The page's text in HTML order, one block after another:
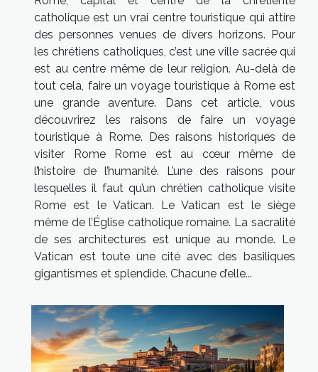
catholique est un vrai centre touristique qui attire
des personnes venues de divers horizons. Pour
les chrétiens catholiques, c’est une ville sacrée qui
est au centre même de leur religion. Au-delà de
tout cela, faire un voyage touristique à Rome est
une grande aventure. Dans cet article, vous
découvrirez les raisons de faire un voyage
touristique à Rome. Des raisons historiques de
visiter Rome Rome est au cœur même de
l’histoire de l’humanité. L’une des raisons pour
lesquelles il faut qu’un chrétien catholique visite
Rome est le Vatican. Le Vatican est le siège
même de l’Église catholique romaine. La sacralité
de ses architectures est unique au monde. Le
Vatican est toute une cité avec des basiliques
gigantismes et splendide. Chacune d’elle...